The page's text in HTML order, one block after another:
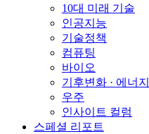
10대 미래 기술
인공지능
기술정책
컴퓨팅
바이오
기후변화 · 에너지
우주
인사이트 컬럼
스페셜 리포트